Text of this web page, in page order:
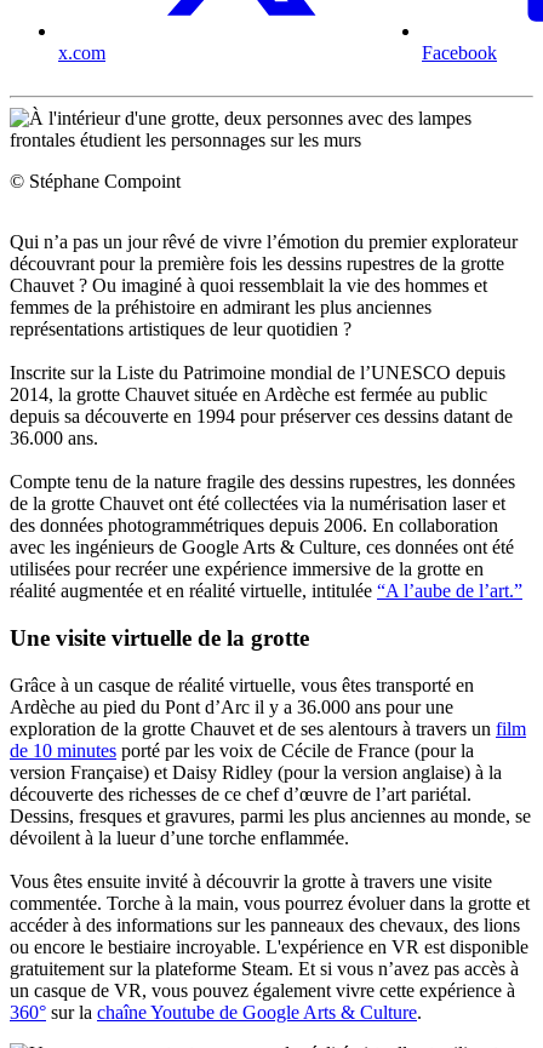
x.com Facebook
© Stéphane Compoint
Qui n’a pas un jour rêvé de vivre l’émotion du premier explorateur
découvrant pour la première fois les dessins rupestres de la grotte
Chauvet ? Ou imaginé à quoi ressemblait la vie des hommes et
femmes de la préhistoire en admirant les plus anciennes
représentations artistiques de leur quotidien ?
Inscrite sur la Liste du Patrimoine mondial de l’UNESCO depuis
2014, la grotte Chauvet située en Ardèche est fermée au public
depuis sa découverte en 1994 pour préserver ces dessins datant de
36.000 ans.
Compte tenu de la nature fragile des dessins rupestres, les données
de la grotte Chauvet ont été collectées via la numérisation laser et
des données photogrammétriques depuis 2006. En collaboration
avec les ingénieurs de Google Arts & Culture, ces données ont été
utilisées pour recréer une expérience immersive de la grotte en
réalité augmentée et en réalité virtuelle, intitulée “A l’aube de l’art.”
Une visite virtuelle de la grotte
Grâce à un casque de réalité virtuelle, vous êtes transporté en
Ardèche au pied du Pont d’Arc il y a 36.000 ans pour une
exploration de la grotte Chauvet et de ses alentours à travers un film
de 10 minutes porté par les voix de Cécile de France (pour la
version Française) et Daisy Ridley (pour la version anglaise) à la
découverte des richesses de ce chef d’œuvre de l’art pariétal.
Dessins, fresques et gravures, parmi les plus anciennes au monde, se
dévoilent à la lueur d’une torche enflammée.
Vous êtes ensuite invité à découvrir la grotte à travers une visite
commentée. Torche à la main, vous pourrez évoluer dans la grotte et
accéder à des informations sur les panneaux des chevaux, des lions
ou encore le bestiaire incroyable. L'expérience en VR est disponible
gratuitement sur la plateforme Steam. Et si vous n’avez pas accès à
un casque de VR, vous pouvez également vivre cette expérience à
360° sur la chaîne Youtube de Google Arts & Culture.